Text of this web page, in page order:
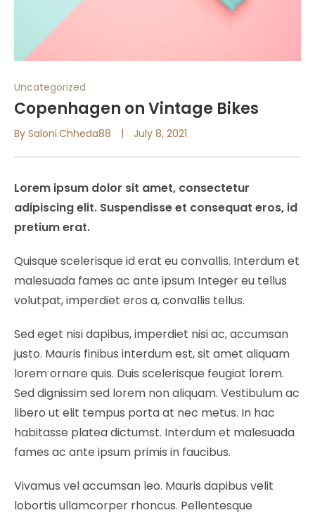
Uncategorized
Copenhagen on Vintage Bikes
By Saloni.chheda88 July 8, 2021
Lorem ipsum dolor sit amet, consectetur
adipiscing elit. Suspendisse et consequat eros, id
pretium erat.
Quisque scelerisque id erat eu convallis. Interdum et
malesuada fames ac ante ipsum Integer eu tellus
volutpat, imperdiet eros a, convallis tellus.
Sed eget nisi dapibus, imperdiet nisi ac, accumsan
justo. Mauris finibus interdum est, sit amet aliquam
lorem ornare quis. Duis scelerisque feugiat lorem.
Sed dignissim sed lorem non aliquam. Vestibulum ac
libero ut elit tempus porta at nec metus. In hac
habitasse platea dictumst. Interdum et malesuada
fames ac ante ipsum primis in faucibus.
Vivamus vel accumsan leo. Mauris dapibus velit
lobortis ullamcorper rhoncus. Pellentesque